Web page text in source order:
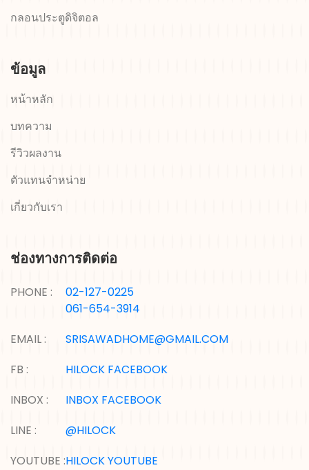
กลอนประตูดิจิตอล
ข้อมูล
หน้าหลัก
บทความ
รีวิวผลงาน
ตัวแทนจำหน่าย
เกี่ยวกับเรา
ช่องทางการติดต่อ
PHONE :
02-127-0225
061-654-3914
EMAIL :
SRISAWADHOME@GMAIL.COM
FB :
HILOCK FACEBOOK
INBOX :
INBOX FACEBOOK
LINE :
@HILOCK
YOUTUBE :HILOCK YOUTUBE